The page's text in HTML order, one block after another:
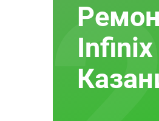
Infinix